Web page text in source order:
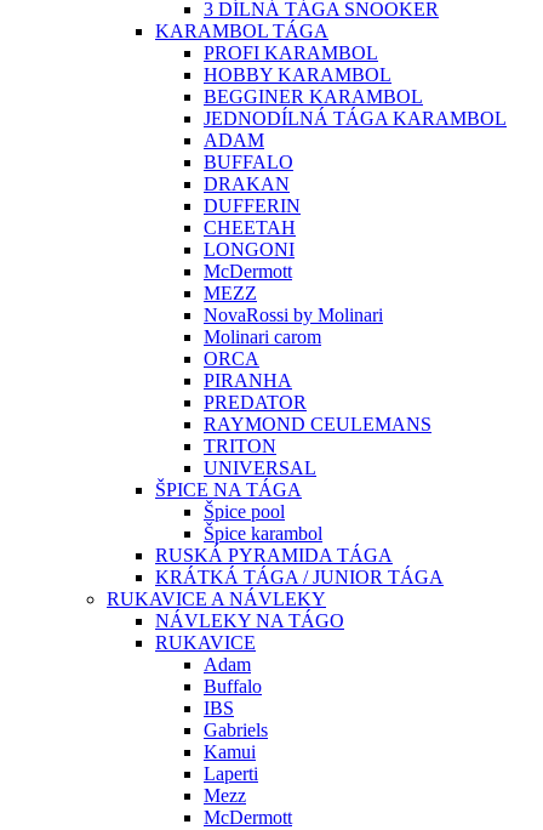
3 DÍLNÁ TÁGA SNOOKER
KARAMBOL TÁGA
PROFI KARAMBOL
HOBBY KARAMBOL
BEGGINER KARAMBOL
JEDNODÍLNÁ TÁGA KARAMBOL
ADAM
BUFFALO
DRAKAN
DUFFERIN
CHEETAH
LONGONI
McDermott
MEZZ
NovaRossi by Molinari
Molinari carom
ORCA
PIRANHA
PREDATOR
RAYMOND CEULEMANS
TRITON
UNIVERSAL
ŠPICE NA TÁGA
Špice pool
Špice karambol
RUSKÁ PYRAMIDA TÁGA
KRÁTKÁ TÁGA / JUNIOR TÁGA
RUKAVICE A NÁVLEKY
NÁVLEKY NA TÁGO
RUKAVICE
Adam
Buffalo
IBS
Gabriels
Kamui
Laperti
Mezz
McDermott